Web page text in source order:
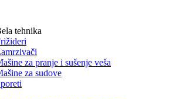
tehnika
za pranje i sušenje veša
za sudove